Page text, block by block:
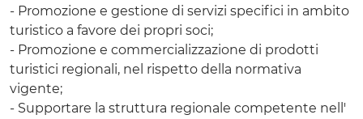
- Promozione e gestione di servizi specifici in ambito
turistico a favore dei propri soci;
- Promozione e commercializzazione di prodotti
turistici regionali, nel rispetto della normativa
vigente;
- Supportare la struttura regionale competente nell'